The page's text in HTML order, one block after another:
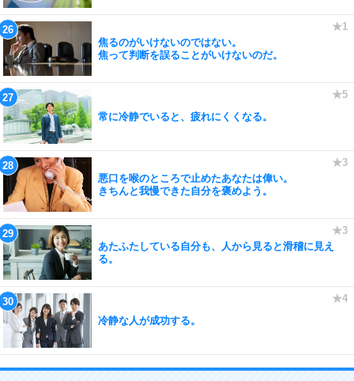
焦るのがいけないのではない。
焦って判断を誤ることがいけないのだ。
常に冷静でいると、疲れにくくなる。
悪口を喉のところで止めたあなたは偉い。
きちんと我慢できた自分を褒めよう。
あたふたしている自分も、人から見ると滑稽に見え
る。
冷静な人が成功する。